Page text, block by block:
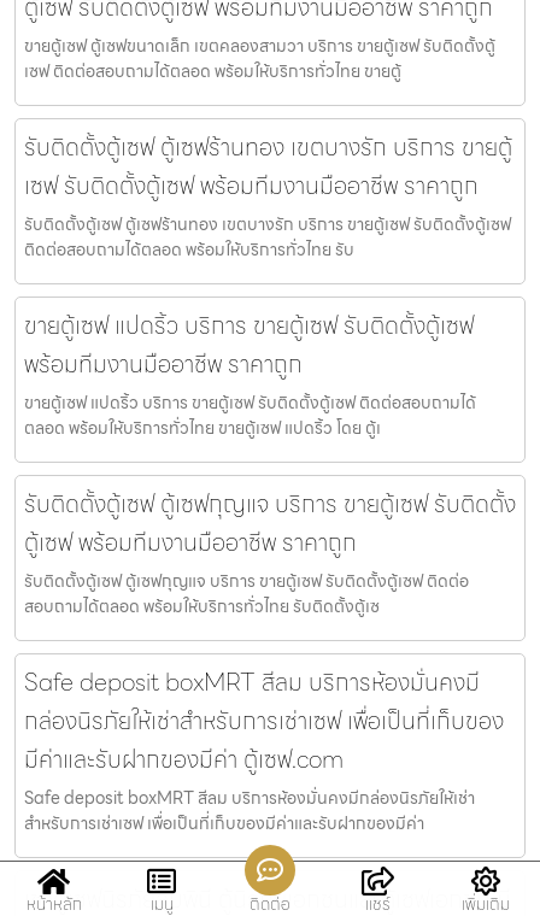
ตู้เซฟ รับติดตั้งตู้เซฟ พร้อมทีมงานมืออาชีพ ราคาถูก
ขายตู้เซฟ ตู้เซฟขนาดเล็ก เขตคลองสามวา บริการ ขายตู้เซฟ รับติดตั้งตู้
เซฟ ติดต่อสอบถามได้ตลอด พร้อมให้บริการทั่วไทย ขายตู้
รับติดตั้งตู้เซฟ ตู้เซฟร้านทอง เขตบางรัก บริการ ขายตู้
เซฟ รับติดตั้งตู้เซฟ พร้อมทีมงานมืออาชีพ ราคาถูก
รับติดตั้งตู้เซฟ ตู้เซฟร้านทอง เขตบางรัก บริการ ขายตู้เซฟ รับติดตั้งตู้เซฟ
ติดต่อสอบถามได้ตลอด พร้อมให้บริการทั่วไทย รับ
ขายตู้เซฟ แปดริ้ว บริการ ขายตู้เซฟ รับติดตั้งตู้เซฟ
พร้อมทีมงานมืออาชีพ ราคาถูก
ขายตู้เซฟ แปดริ้ว บริการ ขายตู้เซฟ รับติดตั้งตู้เซฟ ติดต่อสอบถามได้
ตลอด พร้อมให้บริการทั่วไทย ขายตู้เซฟ แปดริ้ว โดย ตู้เ
รับติดตั้งตู้เซฟ ตู้เซฟกุญแจ บริการ ขายตู้เซฟ รับติดตั้ง
ตู้เซฟ พร้อมทีมงานมืออาชีพ ราคาถูก
รับติดตั้งตู้เซฟ ตู้เซฟกุญแจ บริการ ขายตู้เซฟ รับติดตั้งตู้เซฟ ติดต่อ
สอบถามได้ตลอด พร้อมให้บริการทั่วไทย รับติดตั้งตู้เซ
Safe deposit boxMRT สีลม บริการห้องมั่นคงมี
กล่องนิรภัยให้เช่าสำหรับการเช่าเซฟ เพื่อเป็นที่เก็บของ
มีค่าและรับฝากของมีค่า ตู้เซฟ.com
Safe deposit boxMRT สีลม บริการห้องมั่นคงมีกล่องนิรภัยให้เช่า
สำหรับการเช่าเซฟ เพื่อเป็นที่เก็บของมีค่าและรับฝากของมีค่า
เช่าตู้เซฟนิรภัยลุมพินี ตู้นิรภัยเอกชนและตู้เซฟเอกชน มี
หน้าหลัก เมนู ติดต่อ แชร์ เพิ่มเติม